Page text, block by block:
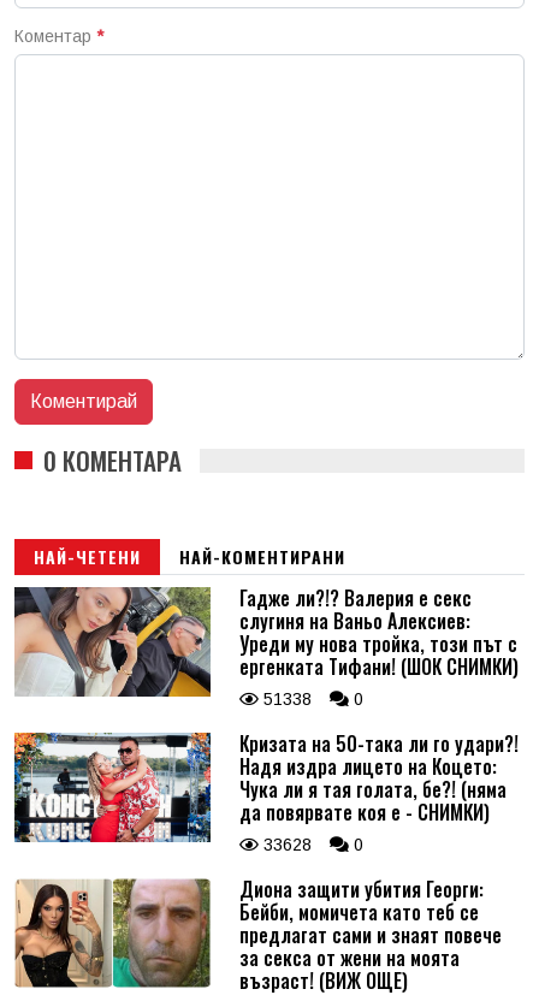
Коментар *
0 КОМЕНТАРА
НАЙ-ЧЕТЕНИ НАЙ-КОМЕНТИРАНИ
Гадже ли?!? Валерия е секс
слугиня на Ваньо Алексиев:
Уреди му нова тройка, този път с
ергенката Тифани! (ШОК СНИМКИ)
51338 0
Кризата на 50-така ли го удари?!
Надя издра лицето на Коцето:
Чука ли я тая голата, бе?! (няма
да повярвате коя е - СНИМКИ)
33628 0
Диона защити убития Георги:
Бейби, момичета като теб се
предлагат сами и знаят повече
за секса от жени на моята
възраст! (ВИЖ ОЩЕ)